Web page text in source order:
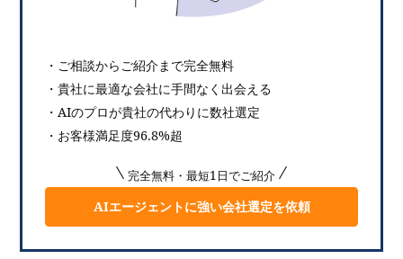
・ご相談からご紹介まで完全無料
・貴社に最適な会社に手間なく出会える
・AIのプロが貴社の代わりに数社選定
・お客様満足度96.8%超
完全無料・最短1日でご紹介
AIエージェントに強い会社選定を依頼